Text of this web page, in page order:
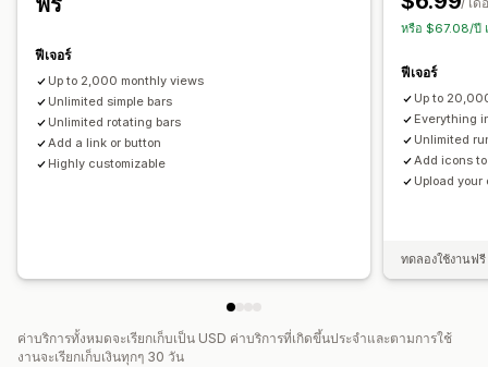
การเปลี่ยนรูปแบบตามการแสดงผลบนมือถือ
การกำหนดเป้าหมายทางภูมิศาสตร์
การกำหนดเป้าหมายแคมเปญ
การกำหนดเป้าหมายพฤติกรรม
การวิเคราะห์และการรายงาน
การติดตามประสิทธิภาพ
ฟีเจอร์
Up to 2,000 monthly views
Unlimited simple bars
Unlimited rotating bars
Add a link or button
Highly customizable
หรือ $67.08/ปี
ฟีเจอร์
Up to
Everything
Unlimited
Add icons
Upload your
ทดลองใช้งานฟ
ค่าบริการทั้งหมดจะเรียกเก็บเป็น USD ค่าบริการที่เกิดขึ้นประจำและตามการใช้
งานจะเรียกเก็บเงินทุกๆ 30 วัน